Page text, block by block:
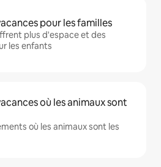
pour les familles
plus d'espace et des
les enfants
où les animaux sont
où les animaux sont les